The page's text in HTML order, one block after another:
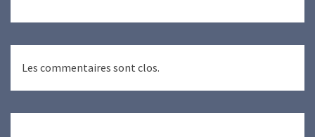
Les commentaires sont clos.